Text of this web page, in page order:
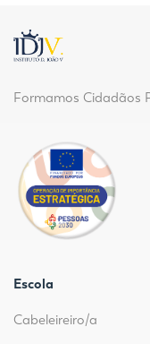
Formamos Cidadãos
Escola
Cabeleireiro/a